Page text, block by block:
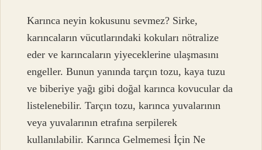
Karınca neyin kokusunu sevmez? Sirke,
karıncaların vücutlarındaki kokuları nötralize
eder ve karıncaların yiyeceklerine ulaşmasını
engeller. Bunun yanında tarçın tozu, kaya tuzu
ve biberiye yağı gibi doğal karınca kovucular da
listelenebilir. Tarçın tozu, karınca yuvalarının
veya yuvalarının etrafına serpilerek
kullanılabilir. Karınca Gelmemesi İçin Ne